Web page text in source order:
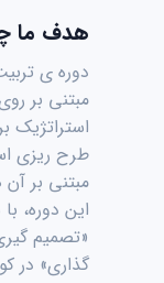
هدف ما
دوره ی
مبتنی بر
استراتژیک
طرح ریزی
مبتنی بر
این دوره،
«تصمیم
گذاری» در